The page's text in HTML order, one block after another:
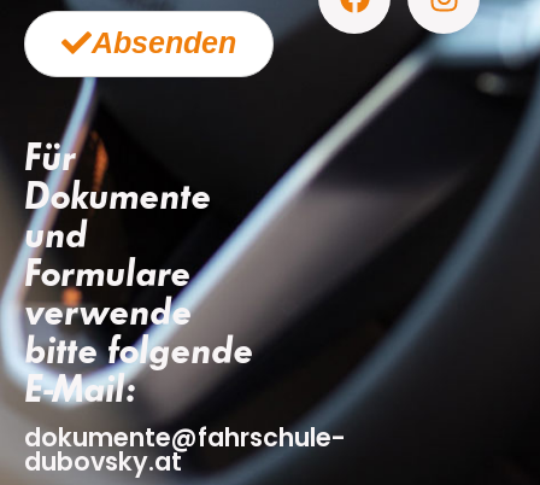
Absenden
Für
Dokumente
und
Formulare
verwende
bitte folgende
E-Mail:
dokumente@fahrschule-
dubovsky.at